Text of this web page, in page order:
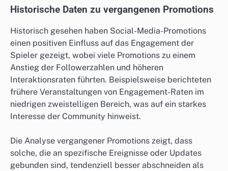
Historische Daten zu vergangenen Promotions
Historisch gesehen haben Social-Media-Promotions
einen positiven Einfluss auf das Engagement der
Spieler gezeigt, wobei viele Promotions zu einem
Anstieg der Followerzahlen und höheren
Interaktionsraten führten. Beispielsweise berichteten
frühere Veranstaltungen von Engagement-Raten im
niedrigen zweistelligen Bereich, was auf ein starkes
Interesse der Community hinweist.
Die Analyse vergangener Promotions zeigt, dass
solche, die an spezifische Ereignisse oder Updates
gebunden sind, tendenziell besser abschneiden als